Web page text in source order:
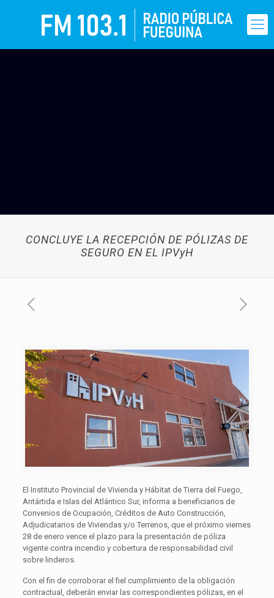
CONCLUYE LA RECEPCIÓN DE PÓLIZAS DE
SEGURO EN EL IPVyH
El Instituto Provincial de Vivienda y Hábitat de Tierra del Fuego,
Antártida e Islas del Atlántico Sur, informa a beneficiarios de
Convenios de Ocupación, Créditos de Auto Construcción,
Adjudicatarios de Viviendas y/o Terrenos, que el próximo viernes
28 de enero vence el plazo para la presentación de póliza
vigente contra incendio y cobertura de responsabilidad civil
sobre linderos.
Con el fin de corroborar el fiel cumplimiento de la obligación
contractual, deberán enviar las correspondientes pólizas, en el